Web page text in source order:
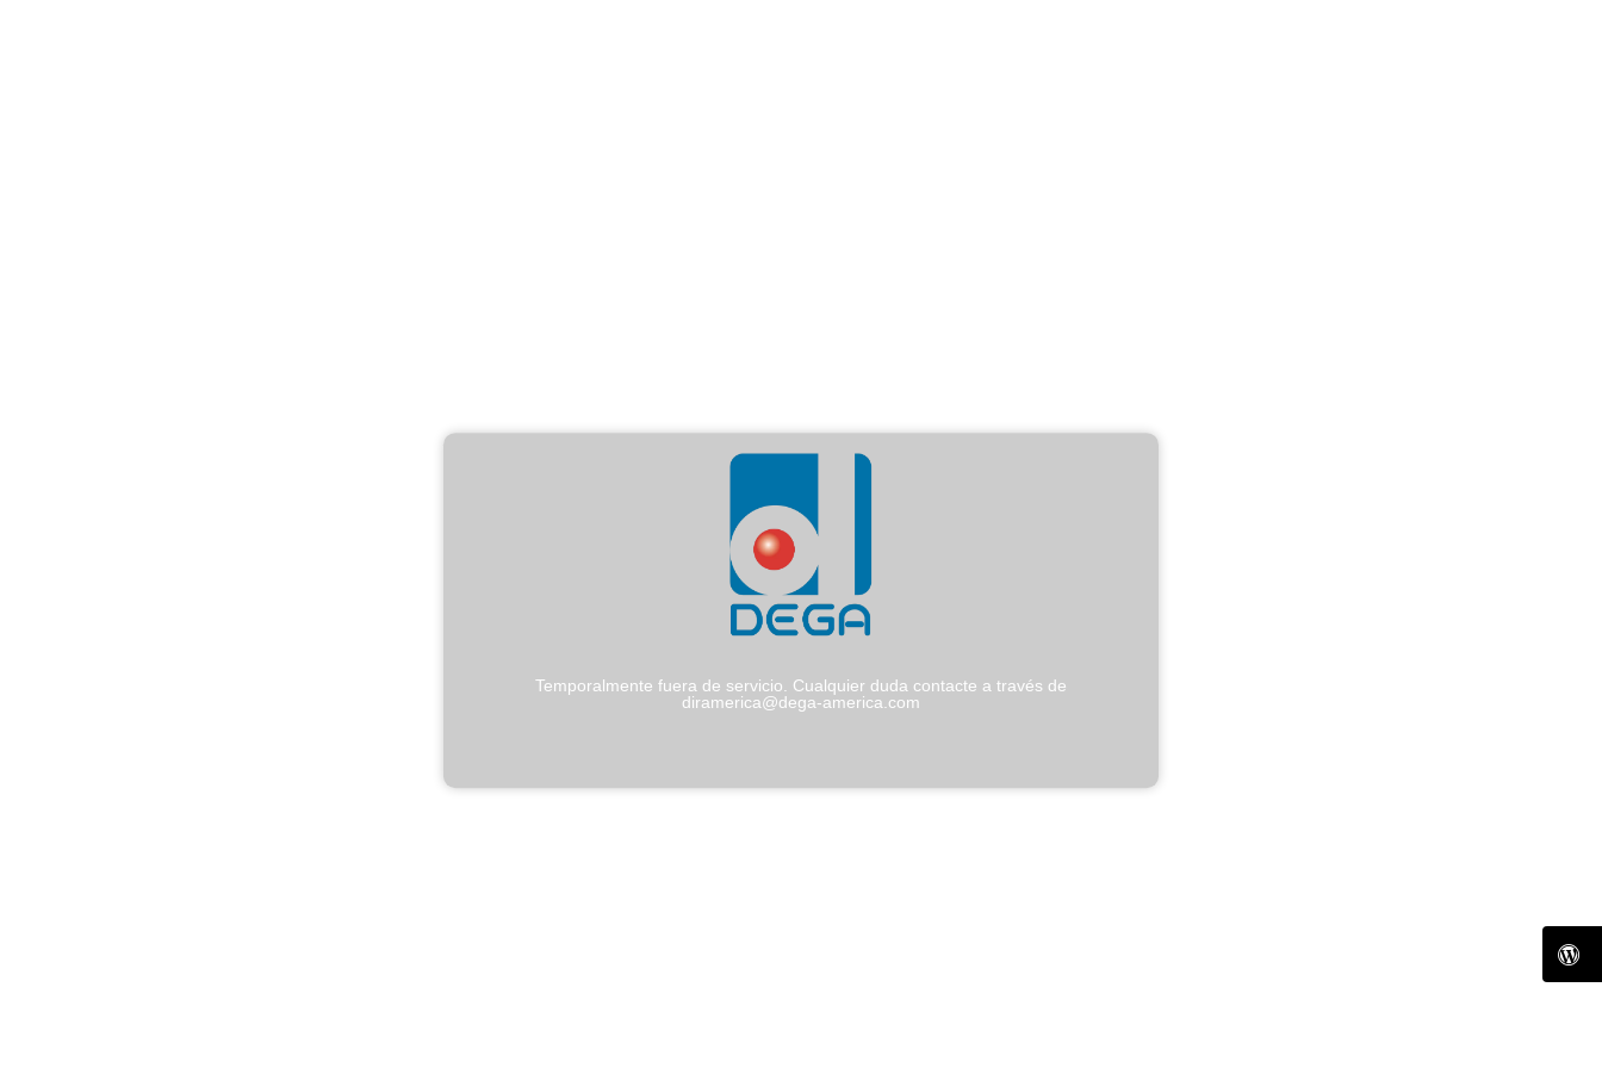
Temporalmente fuera de servicio. Cualquier duda contacte a través de
diramerica@dega-america.com